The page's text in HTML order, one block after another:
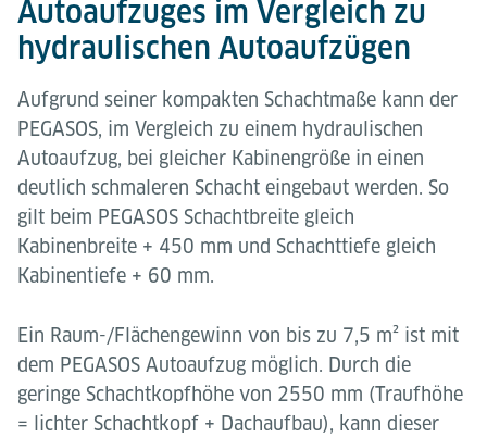
Autoaufzuges im Vergleich zu
hydraulischen Autoaufzügen
Aufgrund seiner kompakten Schachtmaße kann der
PEGASOS, im Vergleich zu einem hydraulischen
Autoaufzug, bei gleicher Kabinengröße in einen
deutlich schmaleren Schacht eingebaut werden. So
gilt beim PEGASOS Schachtbreite gleich
Kabinenbreite + 450 mm und Schachttiefe gleich
Kabinentiefe + 60 mm.
Ein Raum-/Flächengewinn von bis zu 7,5 m² ist mit
dem PEGASOS Autoaufzug möglich. Durch die
geringe Schachtkopfhöhe von 2550 mm (Traufhöhe
= lichter Schachtkopf + Dachaufbau), kann dieser